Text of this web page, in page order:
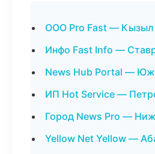
ООО Pro Fast — Кызыл
Инфо Fast Info —
News Hub Portal —
ИП Hot Service —
Город News Pro —
Yellow Net Yellow —